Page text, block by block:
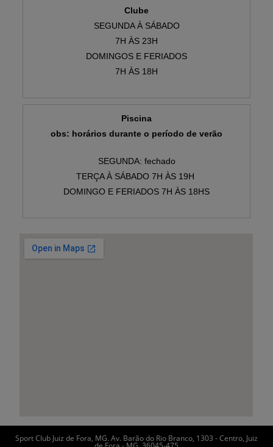
Clube
SEGUNDA À SÁBADO
7H ÀS 23H
DOMINGOS E FERIADOS
7H ÀS 18H
Piscina
obs: horários durante o período de verão
SEGUNDA: fechado
TERÇA À SÁBADO 7H ÀS 19H
DOMINGO E FERIADOS 7H ÀS 18HS
Sport Club Juiz de Fora, MG. Av. Barão do Rio Branco, 1303 - Centro, Juiz